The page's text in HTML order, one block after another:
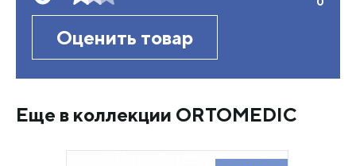
Оценить товар
Еще в коллекции ORTOMEDIC